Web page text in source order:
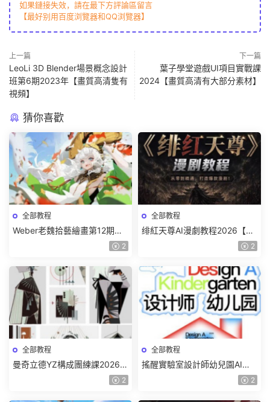
如果鏈接失效，請在最下方評論區留言
【最好别用百度浏覽器和QQ浏覽器】
上一篇
LeoLi 3D Blender場景概念設計
班第6期2023年【畫質高清隻有
視頻】
下一篇
葉子學堂遊戲UI項目實戰課
2024【畫質高清有大部分素材】
猜你喜歡
全部教程
Weber老魏拾藝繪畫第12期角
色特訓班【畫質不錯隻有視
2
全部教程
绯紅天尊AI漫劇教程2026【畫
2
全部教程
曼奇立德YZ構成團練課2026年
8月已結課【畫質高清有課件】
2
全部教程
搖醒實驗室設計師幼兒園AI軟
件基礎課2025【畫質不錯有素
2